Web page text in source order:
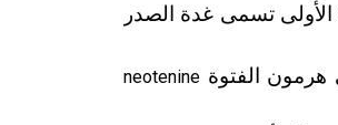
تسمى غدة الصدر
الفتوة neotenine